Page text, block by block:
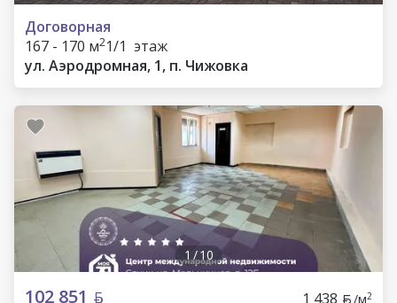
Договорная
167 - 170 м21/1 этаж
ул. Аэродромная, 1, п. Чижовка
1 /10
102 851 1 438 /м2